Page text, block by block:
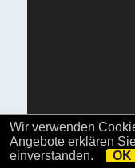
Wir verwenden
Angebote erklären
einverstanden.
OK